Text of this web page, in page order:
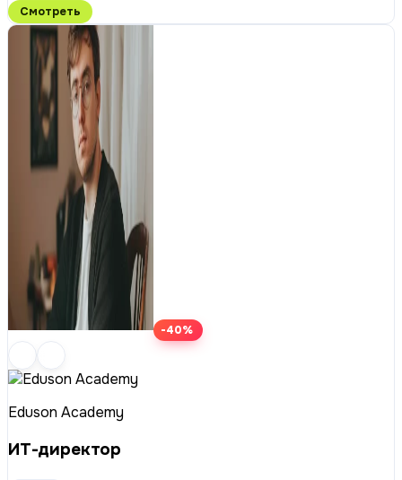
Смотреть
-40%
Eduson Academy
ИТ-директор